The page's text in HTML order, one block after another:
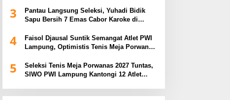
3
Pantau Langsung Seleksi, Yuhadi Bidik
Sapu Bersih 7 Emas Cabor Karoke di
4
Faisol Djausal Suntik Semangat Atlet PWI
Lampung, Optimistis Tenis Meja Porwanas
5
Seleksi Tenis Meja Porwanas 2027 Tuntas,
SIWO PWI Lampung Kantongi 12 Atlet